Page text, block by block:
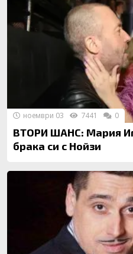
ВТОРИ ШАНС: Мария
брака си с Нойзи
ноември 03 7441 0